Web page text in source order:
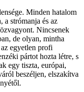
Minden hatalom
a strómanja és az
Nincsenek
de olyan, mintha
egyetlen profi
pártot hozta létre, s
egy tiszta, európai,
beszéljen, elszakítva